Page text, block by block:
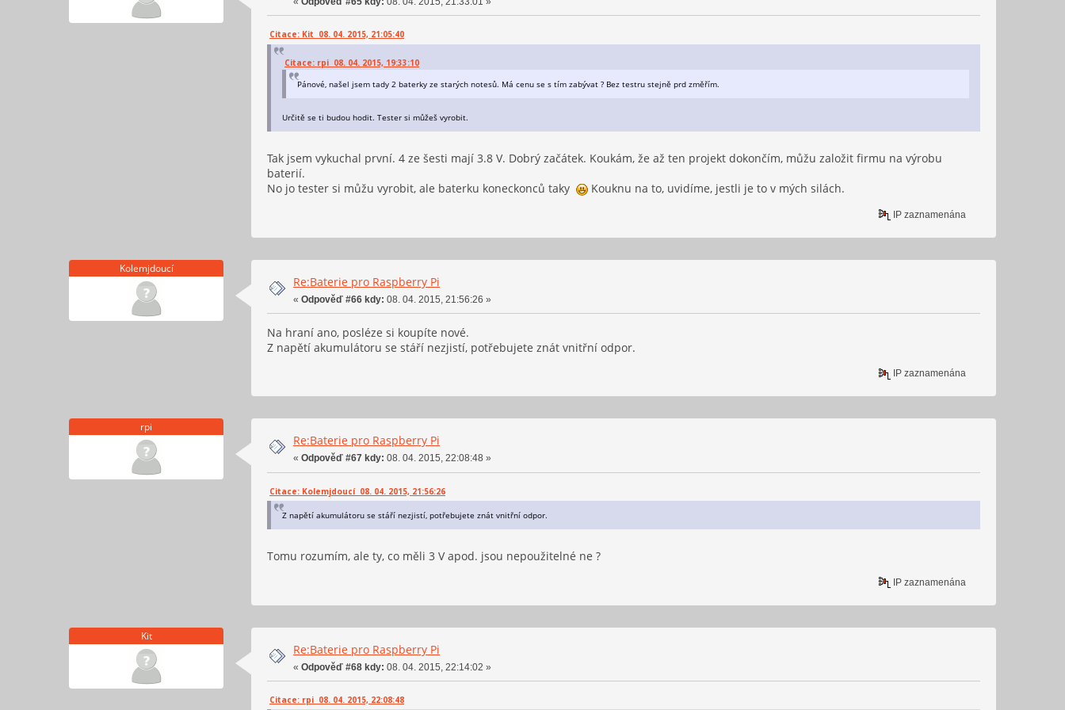
Citace: Kit 08. 04. 2015, 21:05:40
Citace: rpi 08. 04. 2015, 19:33:10
Pánové, našel jsem tady 2 baterky ze starých notesů. Má cenu se s tím zabývat ? Bez testru stejně prd změřím.
Určitě se ti budou hodit. Tester si můžeš vyrobit.
Tak jsem vykuchal první. 4 ze šesti mají 3.8 V. Dobrý začátek. Koukám, že až ten projekt dokončím, můžu založit firmu na výrobu
baterií.
No jo tester si můžu vyrobit, ale baterku koneckonců taky
Kouknu na to, uvidíme, jestli je to v mých silách.
IP zaznamenána
Kolemjdoucí
Re:Baterie pro Raspberry Pi
« Odpověď #66 kdy: 08. 04. 2015, 21:56:26 »
Na hraní ano, posléze si koupíte nové.
Z napětí akumulátoru se stáří nezjistí, potřebujete znát vnitřní odpor.
IP zaznamenána
rpi
Re:Baterie pro Raspberry Pi
« Odpověď #67 kdy: 08. 04. 2015, 22:08:48 »
Citace: Kolemjdoucí 08. 04. 2015, 21:56:26
Z napětí akumulátoru se stáří nezjistí, potřebujete znát vnitřní odpor.
Tomu rozumím, ale ty, co měli 3 V apod. jsou nepoužitelné ne ?
IP zaznamenána
Kit
Re:Baterie pro Raspberry Pi
« Odpověď #68 kdy: 08. 04. 2015, 22:14:02 »
Citace: rpi 08. 04. 2015, 22:08:48